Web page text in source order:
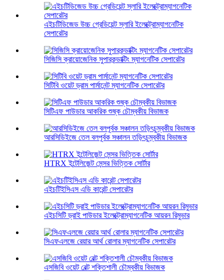
এইচটিডিজেড উচ্চ গ্রেডিয়েন্ট স্লারি ইলেক্ট্রোম্যাগনেটিক
সেপারেটর
সিজিসি ক্রায়োজেনিক সুপারকন্ডাক্টিং ম্যাগনেটিক সেপারেটর
সিটিবি ওয়েট ড্রাম পার্মানেন্ট ম্যাগনেটিক সেপারেটর
সিটিএফ পাউডার আকরিক শুষ্ক চৌম্বকীয় বিভাজক
আরসিডিইজে তেল বলপূর্বক সঞ্চালন তড়িৎচুম্বকীয় বিভাজক
HTRX ইন্টেলিজেন্ট সেন্সর ভিত্তিক সোর্টার
এইচটিইসিএস এডি কারেন্ট সেপারেটর
এইচসিটি ড্রাই পাউডার ইলেক্ট্রোম্যাগনেটিক আয়রন রিমুভার
সিএফএলজে রেয়ার আর্থ রোলার ম্যাগনেটিক সেপারেটর
এসজিবি ওয়েট বেল্ট শক্তিশালী চৌম্বকীয় বিভাজক